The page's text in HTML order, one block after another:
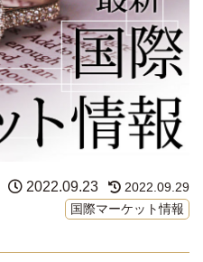
2022.09.23
2022.09.29
国際マーケット情報